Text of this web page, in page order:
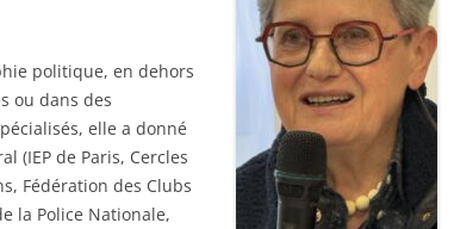
politique, en dehors
ou dans des
elle a donné
(IEP de Paris, Cercles
Fédération des Clubs
la Police Nationale,